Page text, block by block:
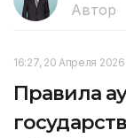
Автор
16:27, 20 Апреля 2026
Правила